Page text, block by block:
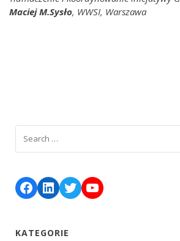
Maciej M.Sysło, WWSI, Warszawa
Facebook
LinkedIn
TwitterYouTube
KATEGORIE